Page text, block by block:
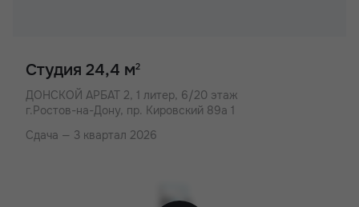
Студия 24,4 м2
ДОНСКОЙ АРБАТ 2, 1 литер, 6/20 этаж
г.Ростов-на-Дону, пр. Кировский 89а 1
Сдача — 3 квартал 2026